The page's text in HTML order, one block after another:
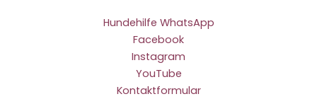
Hundehilfe WhatsApp
Facebook
Instagram
YouTube
Kontaktformular